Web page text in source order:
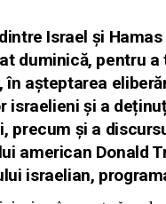
Israel și
duminică, pentru a
în așteptarea
israelieni și a
precum și a
american Donald
israelian,